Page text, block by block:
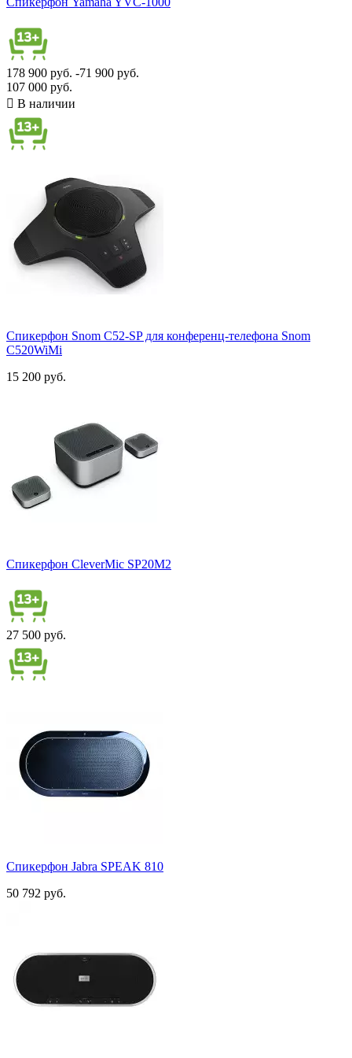
178 900 руб. -71 900 руб.
107 000 руб.
 В наличии
Спикерфон Snom C52-SP для конференц-телефона Snom
C520WiMi
15 200 руб.
Спикерфон CleverMic SP20M2
27 500 руб.
Спикерфон Jabra SPEAK 810
50 792 руб.